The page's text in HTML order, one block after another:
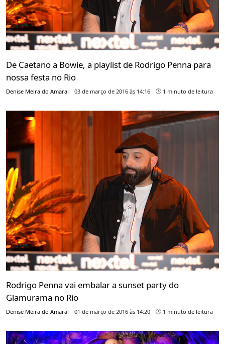
De Caetano a Bowie, a playlist de Rodrigo Penna para
nossa festa no Rio
Denise Meira do Amaral 03 de março de 2016 às 14:16 1 minuto de leitura
Rodrigo Penna vai embalar a sunset party do
Glamurama no Rio
Denise Meira do Amaral 01 de março de 2016 às 14:20 1 minuto de leitura